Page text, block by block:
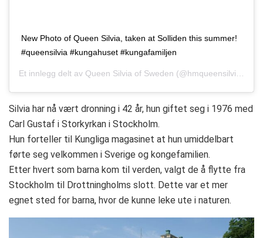
New Photo of Queen Silvia, taken at Solliden this summer!
#queensilvia #kungahuset #kungafamiljen
Et innlegg delt av Queen Silvia of Sweden (@hmqueensilviaofsweden)
Silvia har nå vært dronning i 42 år, hun giftet seg i 1976 med
Carl Gustaf i Storkyrkan i Stockholm.
Hun forteller til Kungliga magasinet at hun umiddelbart
førte seg velkommen i Sverige og kongefamilien.
Etter hvert som barna kom til verden, valgt de å flytte fra
Stockholm til Drottningholms slott. Dette var et mer
egnet sted for barna, hvor de kunne leke ute i naturen.